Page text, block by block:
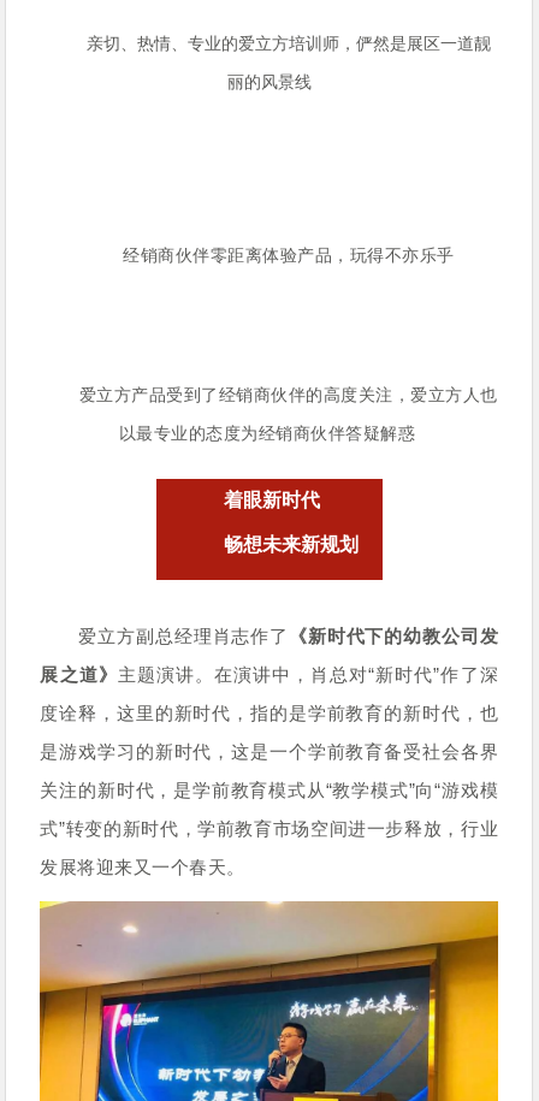
亲切、热情、专业的爱立方培训师，俨然是展区一道靓
丽的风景线
经销商伙伴零距离体验产品，玩得不亦乐乎
爱立方产品受到了经销商伙伴的高度关注，爱立方人也
以最专业的态度为经销商伙伴答疑解惑
着眼新时代
畅想未来新规划
爱立方副总经理肖志作了
《新时代下的幼教公司发
展之道》 主题演讲。在演讲中，肖总对“新时代”作了深
度诠释，这里的新时代，指的是学前教育的新时代，也
是游戏学习的新时代，这是一个学前教育备受社会各界
关注的新时代，是学前教育模式从“教学模式”向“游戏模
式”转变的新时代，学前教育市场空间进一步释放，行业
发展将迎来又一个春天。